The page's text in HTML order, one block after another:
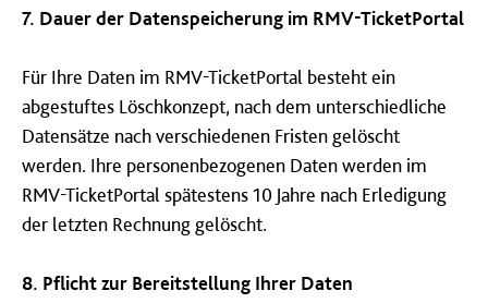
7. Dauer der Datenspeicherung im RMV-TicketPortal
Für Ihre Daten im RMV-TicketPortal besteht ein
abgestuftes Löschkonzept, nach dem unterschiedliche
Datensätze nach verschiedenen Fristen gelöscht
werden. Ihre personenbezogenen Daten werden im
RMV-TicketPortal spätestens 10 Jahre nach Erledigung
der letzten Rechnung gelöscht.
8. Pflicht zur Bereitstellung Ihrer Daten